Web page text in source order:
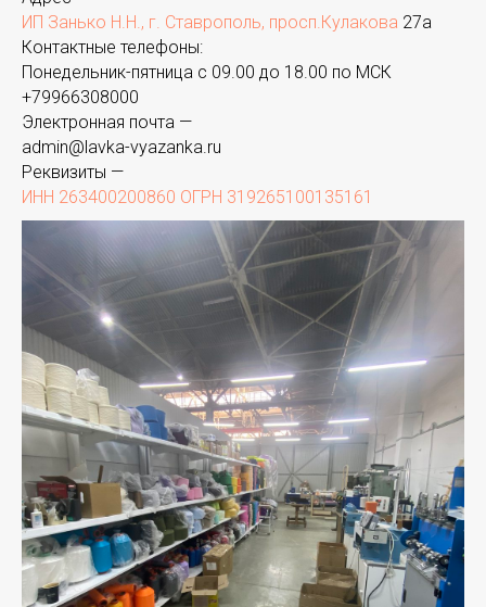
ИП Занько Н.Н., г. Ставрополь, просп.Кулакова 27а
Контактные телефоны:
Понедельник-пятница с 09.00 до 18.00 по МСК
+79966308000
Электронная почта —
admin@lavka-vyazanka.ru
Реквизиты —
ИНН 263400200860 ОГРН 319265100135161